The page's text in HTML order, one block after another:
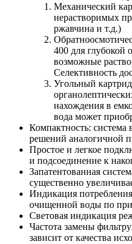
Механический
нерастворимых
ржавчина и т.д.)
400 для глубокой
возможные
Селективность
Угольный
нахождения в
вода может
Компактность: система
решений аналогичной
Простое и легкое
и подсоединение к
Запатентованная
существенно
Индикация
очищенной воды по
Световая индикация
Частота замены
зависит от качества